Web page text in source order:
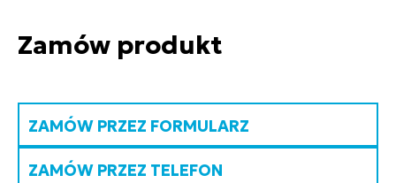
Zamów produkt
ZAMÓW PRZEZ FORMULARZ
ZAMÓW PRZEZ TELEFON